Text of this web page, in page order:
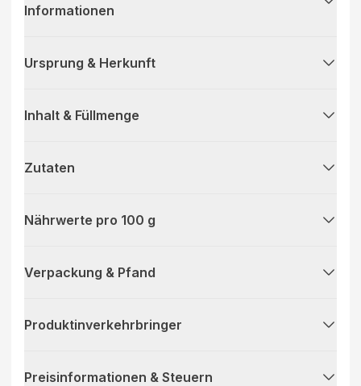
Informationen
Ursprung & Herkunft
Inhalt & Füllmenge
Zutaten
Nährwerte pro 100 g
Verpackung & Pfand
Produktinverkehrbringer
Preisinformationen & Steuern